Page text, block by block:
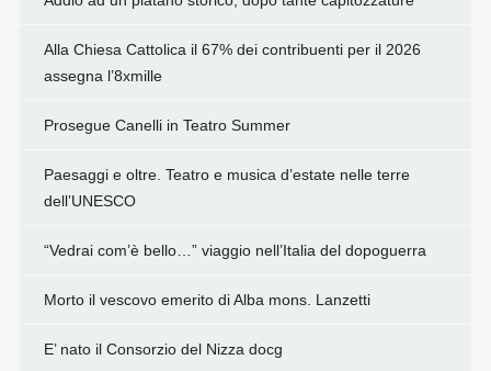
Alla Chiesa Cattolica il 67% dei contribuenti per il 2026
assegna l’8xmille
Prosegue Canelli in Teatro Summer
Paesaggi e oltre. Teatro e musica d’estate nelle terre
dell’UNESCO
“Vedrai com’è bello…” viaggio nell’Italia del dopoguerra
Morto il vescovo emerito di Alba mons. Lanzetti
E’ nato il Consorzio del Nizza docg